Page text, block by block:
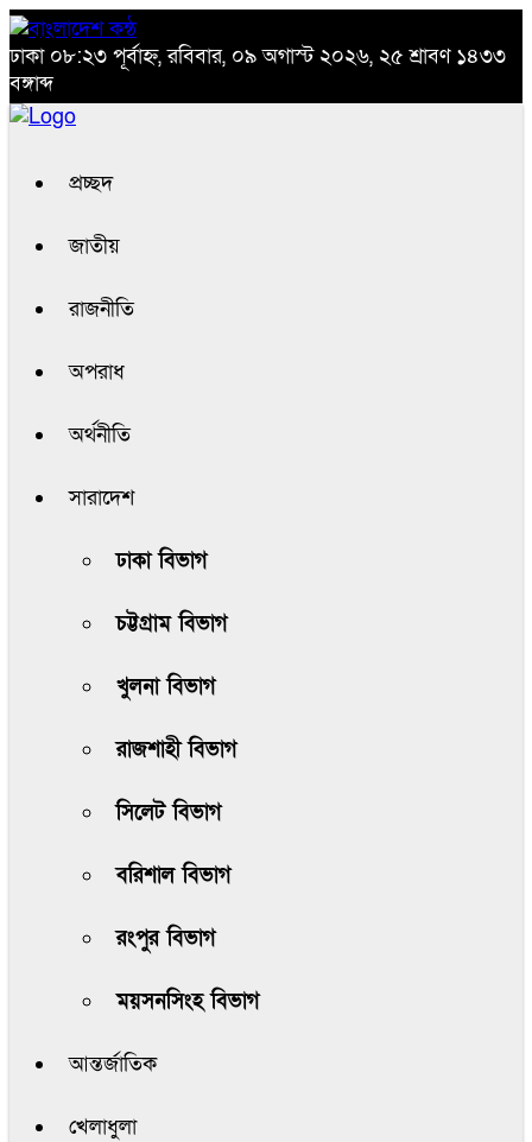
ঢাকা ০৮:২৩ পূর্বাহ্ন, রবিবার, ০৯ অগাস্ট ২০২৬, ২৫ শ্রাবণ ১৪৩৩
বঙ্গাব্দ
প্রচ্ছদ
জাতীয়
রাজনীতি
অপরাধ
অর্থনীতি
সারাদেশ
ঢাকা বিভাগ
চট্টগ্রাম বিভাগ
খুলনা বিভাগ
রাজশাহী বিভাগ
সিলেট বিভাগ
বরিশাল বিভাগ
রংপুর বিভাগ
ময়সনসিংহ বিভাগ
আন্তর্জাতিক
খেলাধুলা